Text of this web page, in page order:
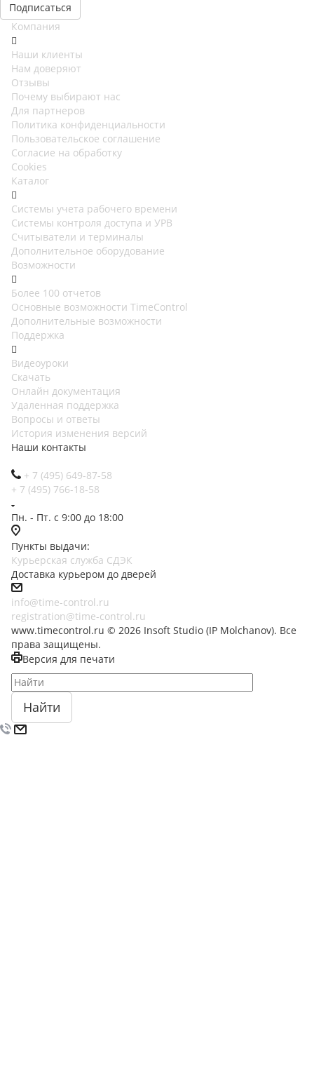
Компания
Наши клиенты
Нам доверяют
Отзывы
Почему выбирают нас
Для партнеров
Политика конфиденциальности
Пользовательское соглашение
Согласие на обработку
Cookies
Каталог
Cистемы учета рабочего времени
Системы контроля доступа и УРВ
Считыватели и терминалы
Дополнительное оборудование
Возможности
Более 100 отчетов
Основные возможности TimeControl
Дополнительные возможности
Поддержка
Видеоуроки
Скачать
Онлайн документация
Удаленная поддержка
Вопросы и ответы
История изменения версий
Наши контакты
+ 7 (495) 649-87-58
+ 7 (495) 766-18-58
Пн. - Пт. с 9:00 до 18:00
Пункты выдачи:
Курьерская служба СДЭК
Доставка курьером до дверей
info@time-control.ru
registration@time-control.ru
www.timecontrol.ru © 2026 Insoft Studio (IP Molchanov). Все
права защищены.
Версия для печати
Найти